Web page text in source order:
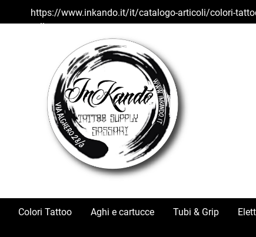
https://www.inkando.it/it/catalogo-articoli/colori-
yellow
Colori Tattoo Aghi e cartucce Tubi & Grip